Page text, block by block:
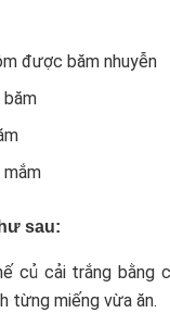
được băm nhuyễn
băm
sau:
củ cải trắng bằng
từng miếng vừa ăn.